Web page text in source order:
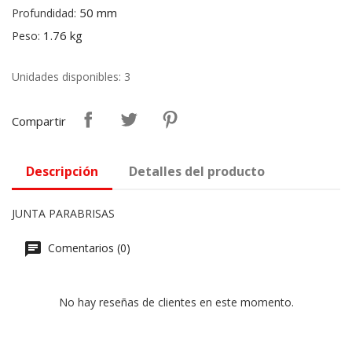
Profundidad: 50 mm
Peso: 1.76 kg
Unidades disponibles: 3
Compartir
Descripción Detalles del producto
JUNTA PARABRISAS
Comentarios (0)
No hay reseñas de clientes en este momento.